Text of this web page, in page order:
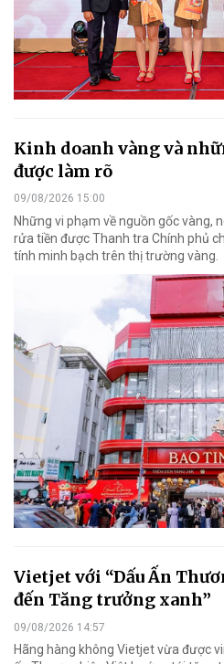
Kinh doanh vàng và
được làm rõ
09/08/2026 15:00
Những vi phạm về nguồn gốc vàng,
rửa tiền được Thanh tra Chính phủ
tính minh bạch trên thị trường vàng.
Vietjet với “Dấu Ấn
đến Tăng trưởng xanh”
09/08/2026 14:57
Hãng hàng không Vietjet vừa được